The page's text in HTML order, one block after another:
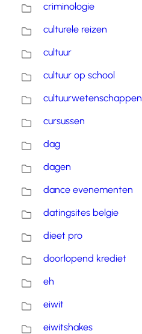
criminologie
culturele reizen
cultuur
cultuur op school
cultuurwetenschappen
cursussen
dag
dagen
dance evenementen
datingsites belgie
dieet pro
doorlopend krediet
eh
eiwit
eiwitshakes